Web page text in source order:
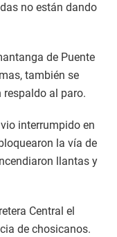
no están dando
de Puente
también se
respaldo al paro.
interrumpido en
la vía de
llantas y
Central el
de chosicanos.